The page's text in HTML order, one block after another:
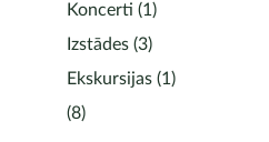
Koncerti (1)
Izstādes (3)
Ekskursijas (1)
(8)